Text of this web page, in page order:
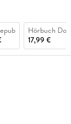
Hörbuch
17,99 €